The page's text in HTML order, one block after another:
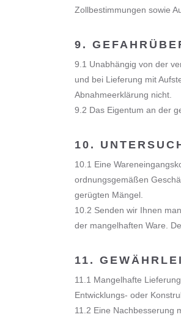
Zollbestimmungen sowie
9.
9.1 Unabhängig von der
und bei Lieferung mit
Abnahmeerklärung nicht.
9.2 Das Eigentum an der
10.
10.1 Eine
ordnungsgemäßen
gerügten Mängel.
10.2 Senden wir Ihnen
der mangelhaften Ware.
11.
11.1 Mangelhafte
Entwicklungs- oder
11.2 Eine Nachbesserung